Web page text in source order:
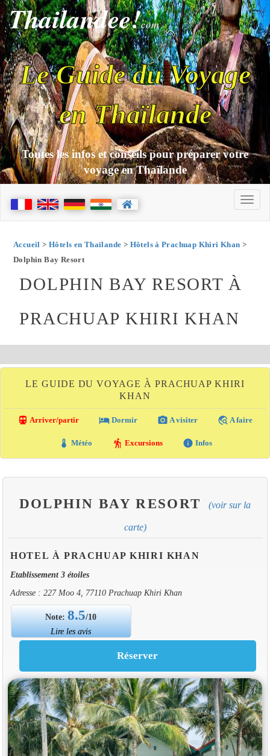
Thailandee!com
Le Guide du Voyage
en Thaïlande
Toutes les infos et conseils pour préparer votre
voyage en Thaïlande
Accueil > Hôtels en Thaïlande > Hôtels à Prachuap Khiri Khan >
Dolphin Bay Resort
DOLPHIN BAY RESORT À
PRACHUAP KHIRI KHAN
LE GUIDE DU VOYAGE À PRACHUAP KHIRI
KHAN
directions_transit Arriver/partir local_hotel Dormir photo_camera A visiter travel_explore A faire
thermostat Météo hiking Excursions info Infos
DOLPHIN BAY RESORT (voir sur la
carte)
HOTEL À PRACHUAP KHIRI KHAN
Etablissement 3 étoiles
Adresse : 227 Moo 4, 77110 Prachuap Khiri Khan
Note:8.5/10
Lire les avis